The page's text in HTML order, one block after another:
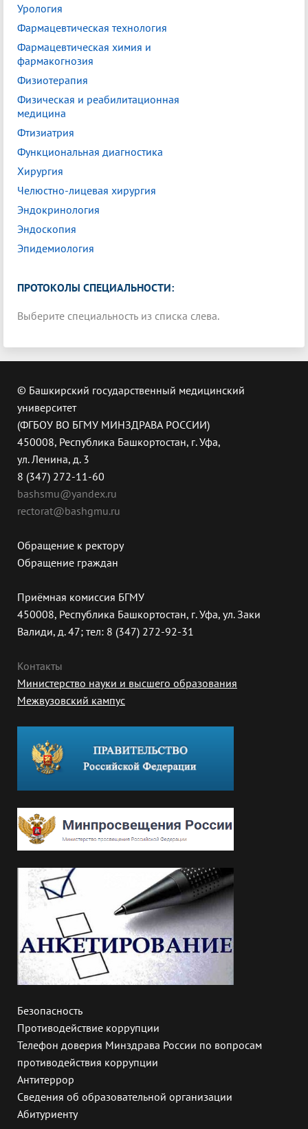
Урология
Фармацевтическая технология
Фармацевтическая химия и
фармакогнозия
Физиотерапия
Физическая и реабилитационная
медицина
Фтизиатрия
Функциональная диагностика
Хирургия
Челюстно-лицевая хирургия
Эндокринология
Эндоскопия
Эпидемиология
ПРОТОКОЛЫ СПЕЦИАЛЬНОСТИ:
Выберите специальность из списка слева.
© Башкирский государственный медицинский
университет
(ФГБОУ ВО БГМУ МИНЗДРАВА РОССИИ)
450008, Республика Башкортостан, г. Уфа,
ул. Ленина, д. 3
8 (347) 272-11-60
bashsmu@yandex.ru
rectorat@bashgmu.ru
Обращение к ректору
Обращение граждан
Приёмная комиссия БГМУ
450008, Республика Башкортостан, г. Уфа, ул. Заки
Валиди, д. 47; тел: 8 (347) 272-92-31
Контакты
Министерство науки и высшего образования
Межвузовский кампус
Безопасность
Противодействие коррупции
Телефон доверия Минздрава России по вопросам
противодействия коррупции
Антитеррор
Сведения об образовательной организации
Абитуриенту